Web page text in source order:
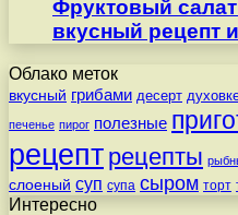
Фруктовый
вкусный рецепт
Облако меток
вкусный грибами десерт
печенье пирог полезные
рецепт рецепты
слоеный суп супа сыром торт
Интересно